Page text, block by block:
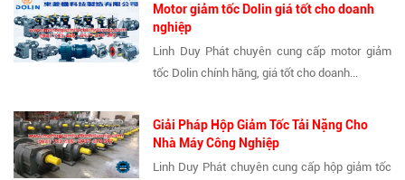
Motor giảm tốc Dolin giá tốt cho doanh
nghiệp
Linh Duy Phát chuyên cung cấp motor giảm
tốc Dolin chính hãng, giá tốt cho doanh...
Giải Pháp Hộp Giảm Tốc Tải Nặng Cho
Nhà Máy Công Nghiệp
Linh Duy Phát chuyên cung cấp hộp giảm tốc